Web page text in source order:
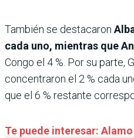
También se destacaron
cada uno, mientras que
Congo el 4 %. Por su parte,
concentraron el 2 % cada
que el 6 % restante
Te puede interesar: